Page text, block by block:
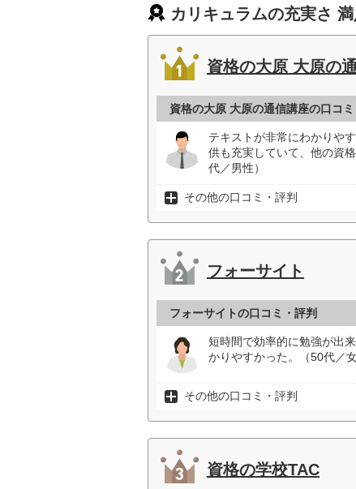
カリキュラムの充実さ
資格の大原 大原の
資格の大原 大原の通信講座の口コミ
テキストが非常にわかりや
供も充実していて、他の資
代／男性）
その他の口コミ・評判
フォーサイト
フォーサイトの口コミ・評判
短時間で効率的に勉強が出
かりやすかった。（50代／女
その他の口コミ・評判
資格の学校TAC